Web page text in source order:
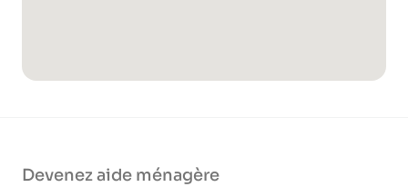
Devenez aide ménagère